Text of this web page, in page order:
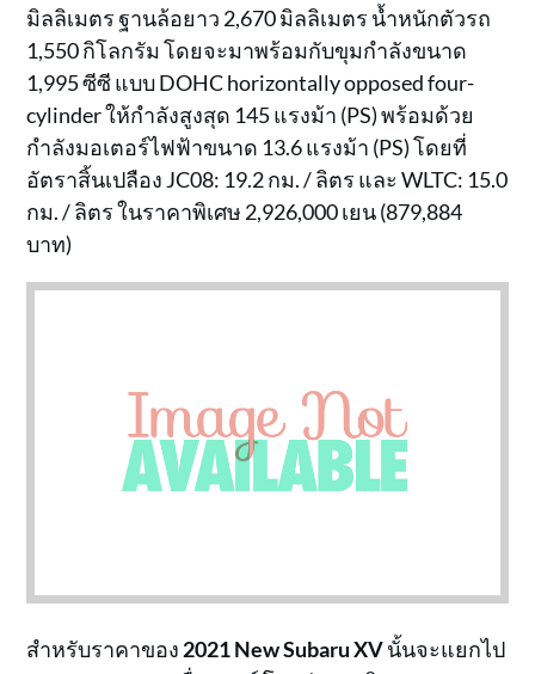
มิลลิเมตร ฐานล้อยาว 2,670 มิลลิเมตร น้ำหนักตัวรถ
1,550 กิโลกรัม โดยจะมาพร้อมกับขุมกำลังขนาด
1,995 ซีซี แบบ DOHC horizontally opposed four-
cylinder ให้กำลังสูงสุด 145 แรงม้า (PS) พร้อมด้วย
กำลังมอเตอร์ไฟฟ้าขนาด 13.6 แรงม้า (PS) โดยที่
อัตราสิ้นเปลือง JC08: 19.2 กม. / ลิตร และ WLTC: 15.0
กม. / ลิตร ในราคาพิเศษ 2,926,000 เยน (879,884
บาท)
สำหรับราคาของ 2021 New Subaru XVนั้นจะแยกไป